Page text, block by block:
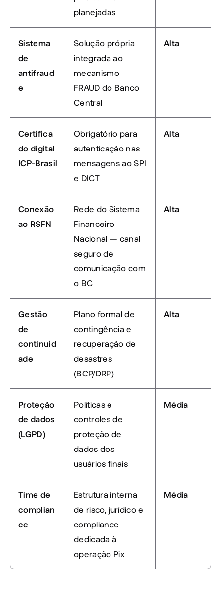
planejadas
Sistema
de
antifraud
e
Solução própria
integrada ao
mecanismo
FRAUD do Banco
Central
Alta
Certifica
do digital
ICP-Brasil
Obrigatório para
autenticação nas
mensagens ao SPI
e DICT
Alta
Conexão
ao RSFN
Rede do Sistema
Financeiro
Nacional — canal
seguro de
comunicação com
o BC
Alta
Gestão
de
continuid
ade
Plano formal de
contingência e
recuperação de
desastres
(BCP/DRP)
Alta
Proteção
de dados
(LGPD)
Políticas e
controles de
proteção de
dados dos
usuários finais
Média
Time de
complian
ce
Estrutura interna
de risco, jurídico e
compliance
dedicada à
operação Pix
Média